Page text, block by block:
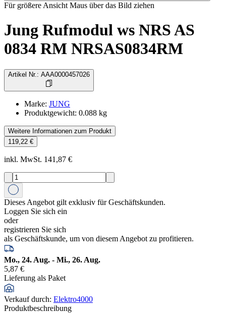
Für größere Ansicht Maus über das Bild ziehen
Jung Rufmodul ws NRS AS
0834 RM NRSAS0834RM
Artikel Nr. : AAA0000457026
Marke: JUNG
Produktgewicht: 0.088 kg
Weitere Informationen zum Produkt
119,22 €
inkl. MwSt. 141,87 €
Dieses Angebot gilt exklusiv für Geschäftskunden.
Loggen Sie sich ein
oder
registrieren Sie sich
als Geschäftskunde, um von diesem Angebot zu profitieren.
Mo., 24. Aug. - Mi., 26. Aug.
5,87 €
Lieferung als Paket
Verkauf durch: Elektro4000
Produktbeschreibung